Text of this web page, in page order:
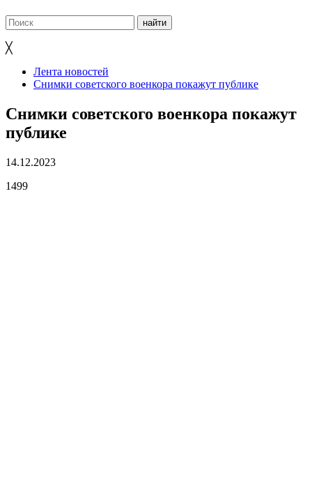
╳
Лента новостей
Снимки советского военкора покажут публике
Снимки советского военкора покажут
публике
14.12.2023
1499